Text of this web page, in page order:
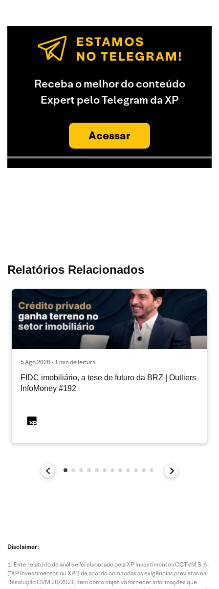
Receba o melhor do conteúdo
Expert pelo Telegram da XP
Acessar
Relatórios Relacionados
5 Ago 2026 • 1 min de leitura
FIDC imobiliário, a tese de futuro da BRZ | Outliers
InfoMoney #192
Disclaimer:
Este relatório de análise foi elaborado pela XP Investimentos CCTVM S.A.
(“XP Investimentos ou XP”) de acordo com todas as exigências previstas na
Resolução CVM 20/2021, tem como objetivo fornecer informações que